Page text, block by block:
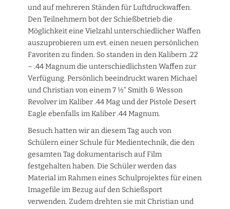
und auf mehreren Ständen für Luftdruckwaffen.
Den Teilnehmern bot der Schießbetrieb die
Möglichkeit eine Vielzahl unterschiedlicher Waffen
auszuprobieren um evt. einen neuen persönlichen
Favoriten zu finden. So standen in den Kalibern .22
– .44 Magnum die unterschiedlichsten Waffen zur
Verfügung. Persönlich beeindruckt waren Michael
und Christian von einem 7 ½“ Smith & Wesson
Revolver im Kaliber .44 Mag und der Pistole Desert
Eagle ebenfalls im Kaliber .44 Magnum.
Besuch hatten wir an diesem Tag auch von
Schülern einer Schule für Medientechnik, die den
gesamten Tag dokumentarisch auf Film
festgehalten haben. Die Schüler werden das
Material im Rahmen eines Schulprojektes für einen
Imagefile im Bezug auf den Schießsport
verwenden. Zudem drehten sie mit Christian und